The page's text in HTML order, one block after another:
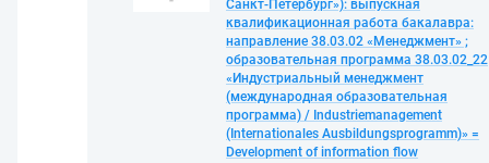
Санкт-Петербург»): выпускная
квалификационная работа бакалавра:
направление 38.03.02 «Менеджмент» ;
образовательная программа 38.03.02_22
«Индустриальный менеджмент
(международная образовательная
программа) / Industriemanagement
(Internationales Ausbildungsprogramm)» =
Development of information flow